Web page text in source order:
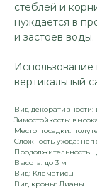
стеблей и
нуждается в
и застоев воды.
вертикальный
Вид декоративности:
Зимостойкость:
Место посадки:
Сложность ухода:
Продолжительность
Высота: до 3 м
Вид: Клематисы
Вид кроны: Лианы